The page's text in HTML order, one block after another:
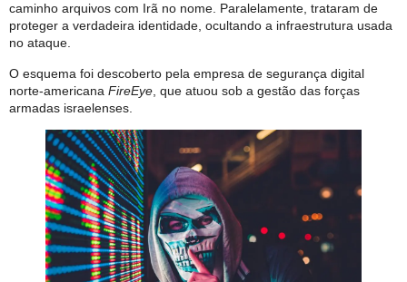
caminho arquivos com Irã no nome. Paralelamente, trataram de
proteger a verdadeira identidade, ocultando a infraestrutura usada
no ataque.
O esquema foi descoberto pela empresa de segurança digital
norte-americana FireEye , que atuou sob a gestão das forças
armadas israelenses.